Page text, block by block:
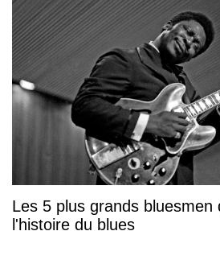
Les 5 plus grands bluesmen
l'histoire du blues